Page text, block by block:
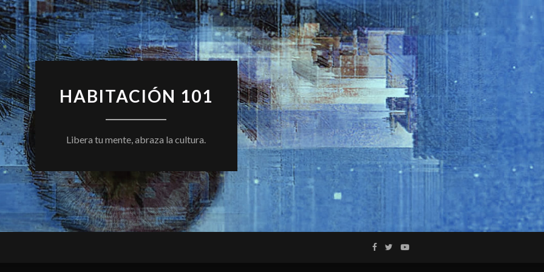
HABITACIÓN 101
Libera tu mente, abraza la cultura.